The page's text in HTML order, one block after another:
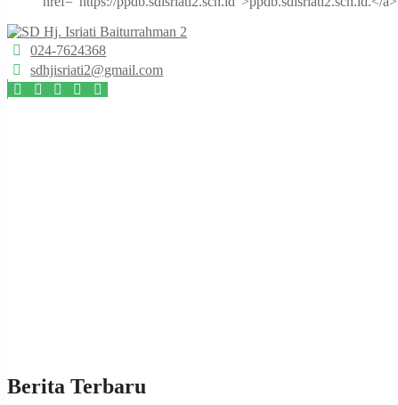
024-7624368
sdhjisriati2@gmail.com
Berita Terbaru